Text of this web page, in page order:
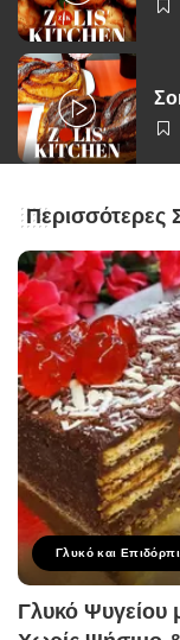
Περισσότερες
Γλυκό και
Γλυκό Ψυγείου